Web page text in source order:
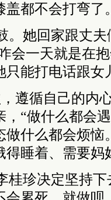
盖都不会打弯了
。她回家跟丈
会一天就是在
能打电话跟女
遵循自己的内
“做什么都会
什么都会烦恼
得睡着、需要妈
桂珍决定坚持